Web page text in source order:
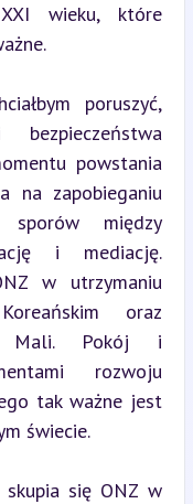
wieku, które
poruszyć,
powstania
na zapobieganiu
sporów między
i mediację.
w utrzymaniu
oraz
Mali. Pokój i
rozwoju
tak ważne jest
świecie.
skupia się ONZ w